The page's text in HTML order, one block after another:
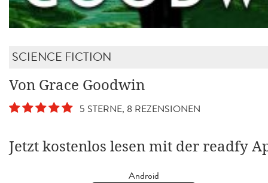
SCIENCE FICTION
Von Grace Goodwin
5 STERNE, 8 REZENSIONEN
Jetzt kostenlos lesen mit der readfy
Android